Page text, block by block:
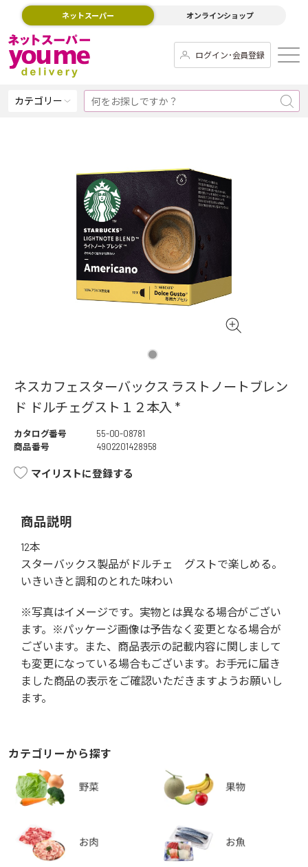
ネットスーパー オンラインショップ
ログイン･会員登録
カテゴリー
ネスカフェスターバックス ラストノートブレン
ド ドルチェグスト１２本入 *
カタログ番号
55-00-08781
商品番号
4902201428958
マイリストに登録する
商品説明
12本
スターバックス製品がドルチェ グストで楽しめる。
いきいきと調和のとれた味わい
※写真はイメージです。実物とは異なる場合がござい
ます。※パッケージ画像は予告なく変更となる場合が
ございます。また、商品表示の記載内容に関しまして
も変更になっている場合もございます。お手元に届き
ました商品の表示をご確認いただきますようお願いし
ます。
カテゴリーから探す